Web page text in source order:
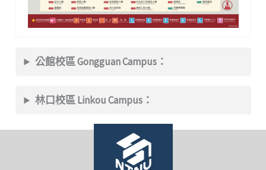
公館校區 Gongguan Campus：
林口校區 Linkou Campus：